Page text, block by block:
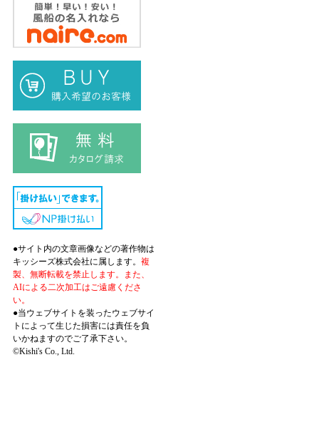
●サイト内の文章画像などの著作物は
キッシーズ株式会社に属します。 複
製、無断転載を禁止します。また、
AIによる二次加工はご遠慮くださ
い。
●当ウェブサイトを装ったウェブサイ
トによって生じた損害には責任を負
いかねますのでご了承下さい。
©Kishi's Co., Ltd.